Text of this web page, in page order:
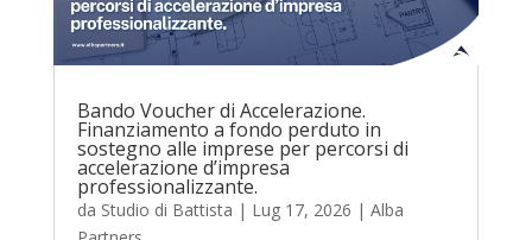
Bando Voucher di Accelerazione.
Finanziamento a fondo perduto in
sostegno alle imprese per percorsi di
accelerazione d’impresa
professionalizzante.
da Studio di Battista | Lug 17, 2026 | Alba